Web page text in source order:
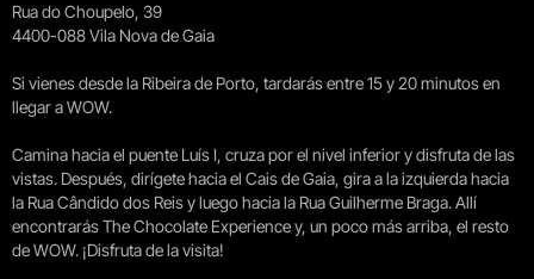
Rua do Choupelo, 39
4400-088 Vila Nova de Gaia
Si vienes desde la Ribeira de Porto, tardarás entre 15 y 20 minutos en
llegar a WOW.
Camina hacia el puente Luís I, cruza por el nivel inferior y disfruta de las
vistas. Después, dirígete hacia el Cais de Gaia, gira a la izquierda hacia
la Rua Cândido dos Reis y luego hacia la Rua Guilherme Braga. Allí
encontrarás The Chocolate Experience y, un poco más arriba, el resto
de WOW. ¡Disfruta de la visita!